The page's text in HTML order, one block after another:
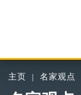
主页 名家观点